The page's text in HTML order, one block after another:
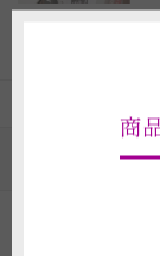
花とギフトの
商